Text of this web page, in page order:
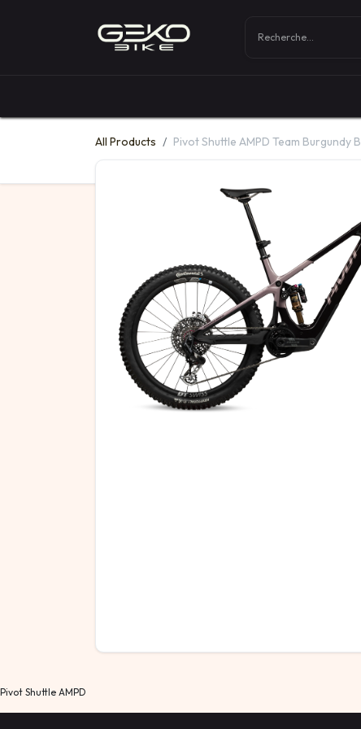
All Products Pivot Shuttle AMPD Team Burgundy
Pivot Shuttle AMPD